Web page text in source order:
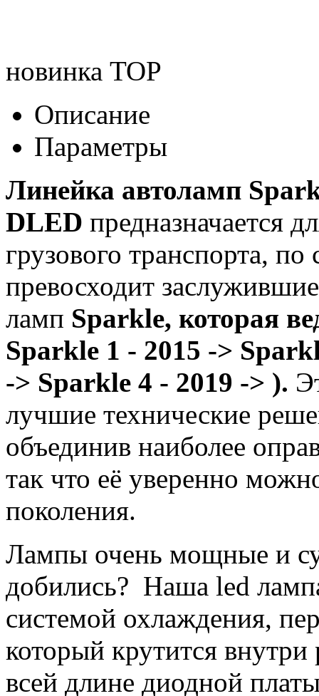
новинка TOP
Описание
Параметры
Линейка автоламп
DLED предназначается
грузового транспорта,
превосходит
ламп Sparkle, которая
Sparkle 1 - 2015 ->
-> Sparkle 4 - 2019 -> ).
лучшие технические
объединив наиболее
так что её уверенно
поколения.
Лампы очень мощные и
добились? Наша led
системой охлаждения,
который крутится внутри
всей длине диодной